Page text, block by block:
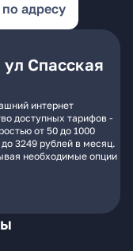
адресу
Спасская
интернет
доступных тарифов -
от 50 до 1000
3249 рублей в месяц.
необходимые опции